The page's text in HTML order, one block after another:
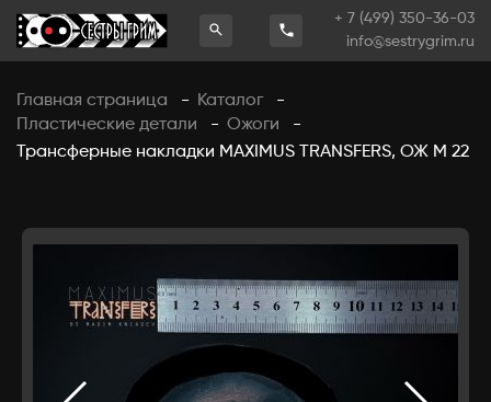
+ 7 (499) 350-36-03
info@sestrygrim.ru
Главная страница - Каталог
-
Пластические детали
- Ожоги
-
Трансферные накладки MAXIMUS TRANSFERS, ОЖ М 22